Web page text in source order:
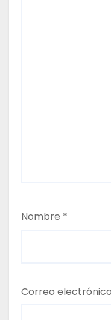
Nombre *
Correo electrónico